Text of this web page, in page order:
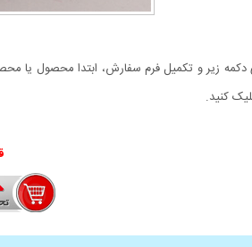
زیر و تکمیل فرم سفارش، ابتدا محصول یا
کنید.